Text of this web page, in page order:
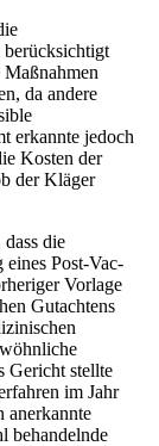
da andere
erkannte jedoch
Kosten der
der Kläger
die
Post-Vac-
Vorlage
Gutachtens
Gericht stellte
im Jahr
anerkannte
behandelnde